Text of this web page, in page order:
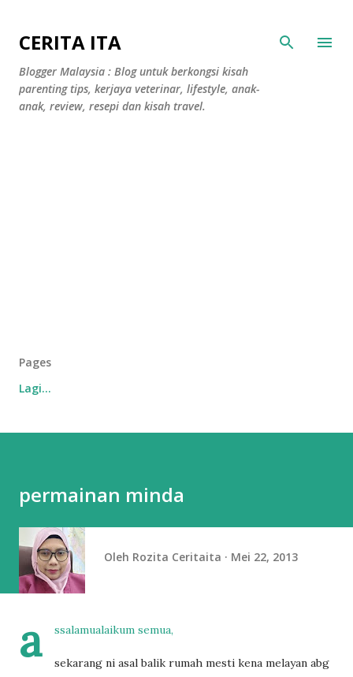
CERITA ITA
Blogger Malaysia : Blog untuk berkongsi kisah
parenting tips, kerjaya veterinar, lifestyle, anak-
anak, review, resepi dan kisah travel.
Pages
Lagi…
permainan minda
Oleh Rozita Ceritaita Mei 22, 2013
a ssalamualaikum semua,
sekarang ni asal balik rumah mesti kena melayan abg